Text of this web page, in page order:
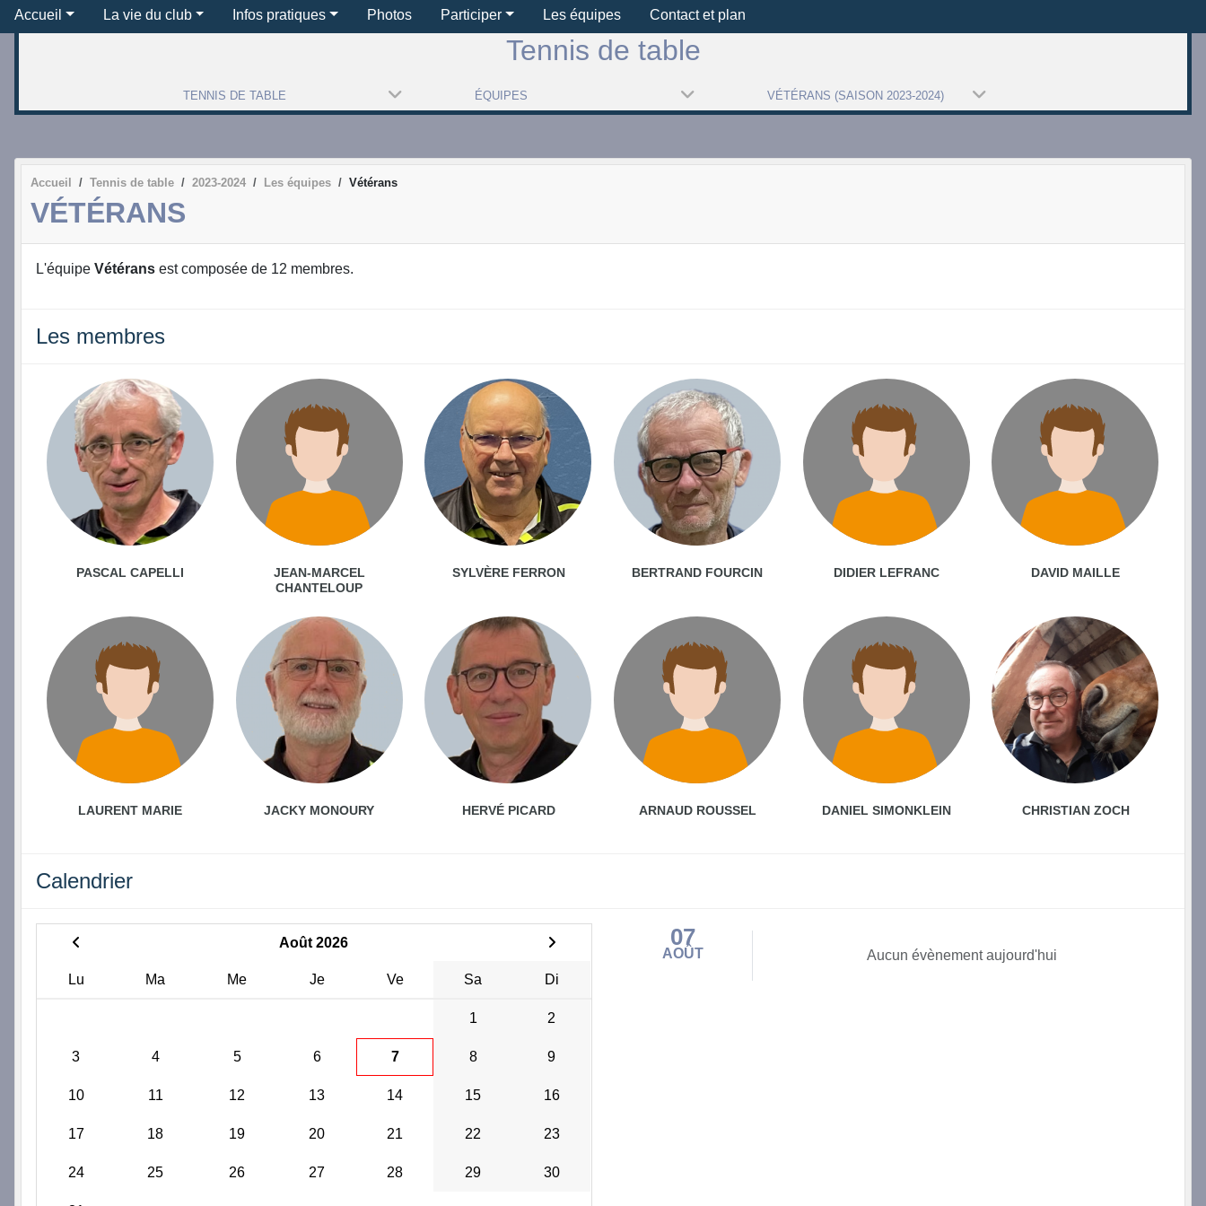
Accueil La vie du club Infos pratiques Photos Participer Les équipes Contact et plan
Tennis de table
TENNIS DE TABLE ÉQUIPES VÉTÉRANS (SAISON 2023-2024)
Accueil Tennis de table 2023-2024 Les équipes Vétérans
VÉTÉRANS
L'équipe Vétérans est composée de 12 membres.
Les membres
PASCAL CAPELLI
JEAN-MARCEL
CHANTELOUP
SYLVÈRE FERRON BERTRAND FOURCIN DIDIER LEFRANC DAVID MAILLE
LAURENT MARIE JACKY MONOURY HERVÉ PICARD ARNAUD ROUSSEL DANIEL SIMONKLEIN CHRISTIAN ZOCH
Calendrier
Août 2026
Lu Ma Me Je Ve Sa Di
1 2
3 4 5 6 7 8 9
10 11 12 13 14 15 16
17 18 19 20 21 22 23
24 25 26 27 28 29 30
07
AOÛT Aucun évènement aujourd'hui